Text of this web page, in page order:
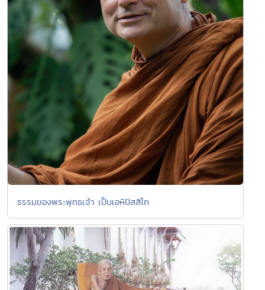
ธรรมของพระพุทธเจ้า เป็นเอหิปัสสิโก